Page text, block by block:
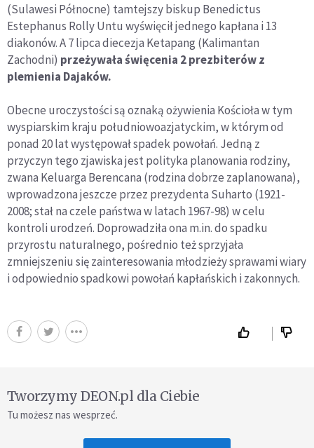
(Sulawesi Północne) tamtejszy biskup Benedictus
Estephanus Rolly Untu wyświęcił jednego kapłana i 13
diakonów. A 7 lipca diecezja Ketapang (Kalimantan
Zachodni) przeżywała święcenia 2 prezbiterów z
plemienia Dajaków.
Obecne uroczystości są oznaką ożywienia Kościoła w tym
wyspiarskim kraju południowoazjatyckim, w którym od
ponad 20 lat występował spadek powołań. Jedną z
przyczyn tego zjawiska jest polityka planowania rodziny,
zwana Keluarga Berencana (rodzina dobrze zaplanowana),
wprowadzona jeszcze przez prezydenta Suharto (1921-
2008; stał na czele państwa w latach 1967-98) w celu
kontroli urodzeń. Doprowadziła ona m.in. do spadku
przyrostu naturalnego, pośrednio też sprzyjała
zmniejszeniu się zainteresowania młodzieży sprawami wiary
i odpowiednio spadkowi powołań kapłańskich i zakonnych.
Tworzymy DEON.pl dla Ciebie
Tu możesz nas wesprzeć.